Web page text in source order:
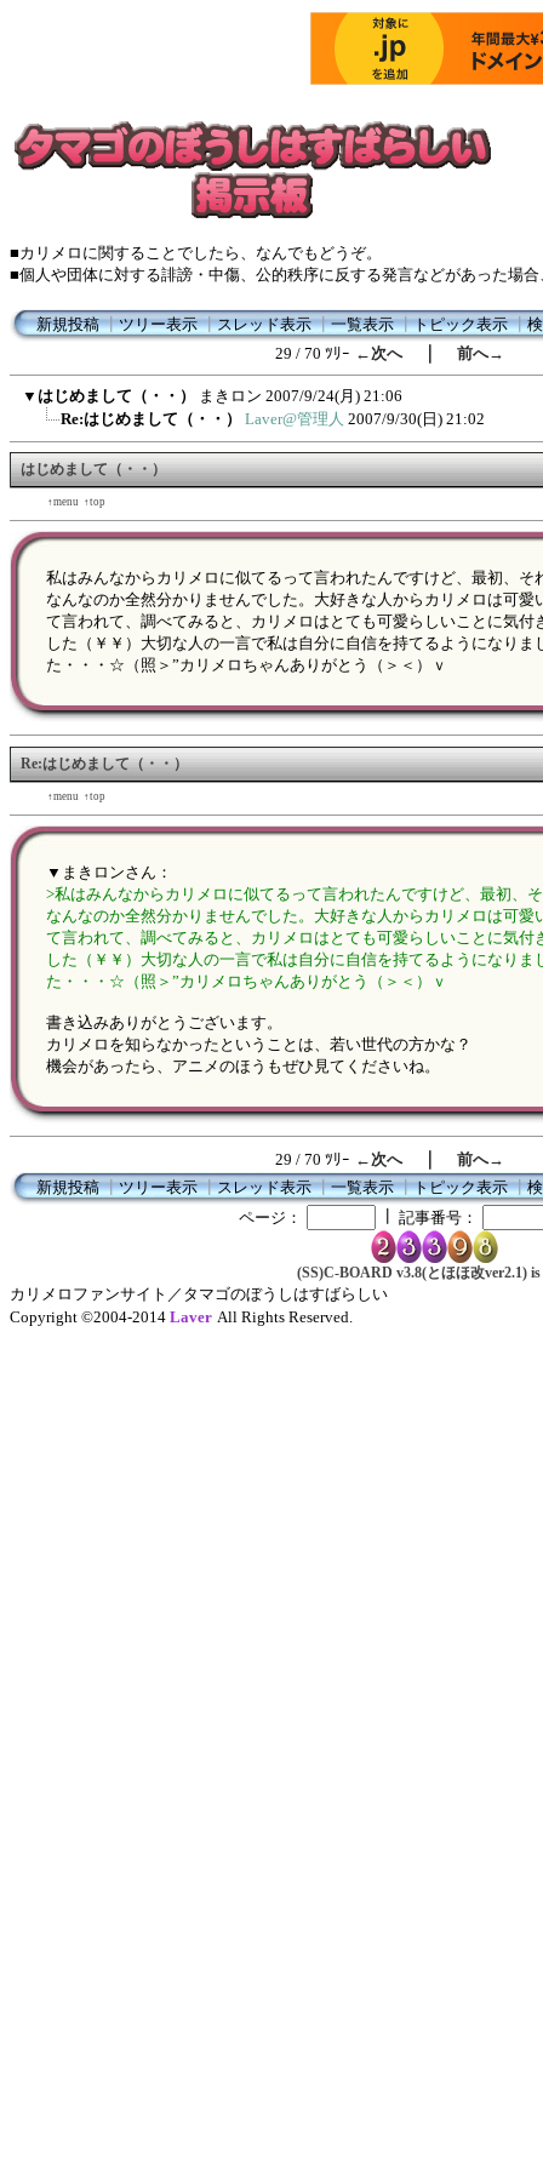
■カリメロに関することでしたら、なんでもどうぞ。
■個人や団体に対する誹謗・中傷、公的秩序に反する発言などがあった場
新規投稿┃ツリー表示┃スレッド表示┃一覧表示┃トピック表示┃
29 / 70 ﾂﾘｰ ←次へ｜ 前へ→
▼ はじめまして（・・） まきロン 2007/9/24(月) 21:06
Re:はじめまして（・・）
Laver@管理人 2007/9/30(日) 21:02
はじめまして（・・）
↑menu ↑top
私はみんなからカリメロに似てるって言われたんですけど、最初、そ
なんなのか全然分かりませんでした。大好きな人からカリメロは可愛
て言われて、調べてみると、カリメロはとても可愛らしいことに気付
した（￥￥）大切な人の一言で私は自分に自信を持てるようになりま
た・・・☆（照＞”カリメロちゃんありがとう（＞＜）ｖ
Re:はじめまして（・・）
↑menu ↑top
▼まきロンさん：
>私はみんなからカリメロに似てるって言われたんですけど、最初、
なんなのか全然分かりませんでした。大好きな人からカリメロは可愛
て言われて、調べてみると、カリメロはとても可愛らしいことに気付
した（￥￥）大切な人の一言で私は自分に自信を持てるようになりま
た・・・☆（照＞”カリメロちゃんありがとう（＞＜）ｖ
書き込みありがとうございます。
カリメロを知らなかったということは、若い世代の方かな？
機会があったら、アニメのほうもぜひ見てくださいね。
29 / 70 ﾂﾘｰ ←次へ｜ 前へ→
新規投稿┃ツリー表示┃スレッド表示┃一覧表示┃トピック表示┃
ページ：
記事番号：
(SS)C-BOARD v3.8(とほほ改ver2.1) is
カリメロファンサイト／タマゴのぼうしはすばらしい
Copyright ©2004-2014 Laver All Rights Reserved.